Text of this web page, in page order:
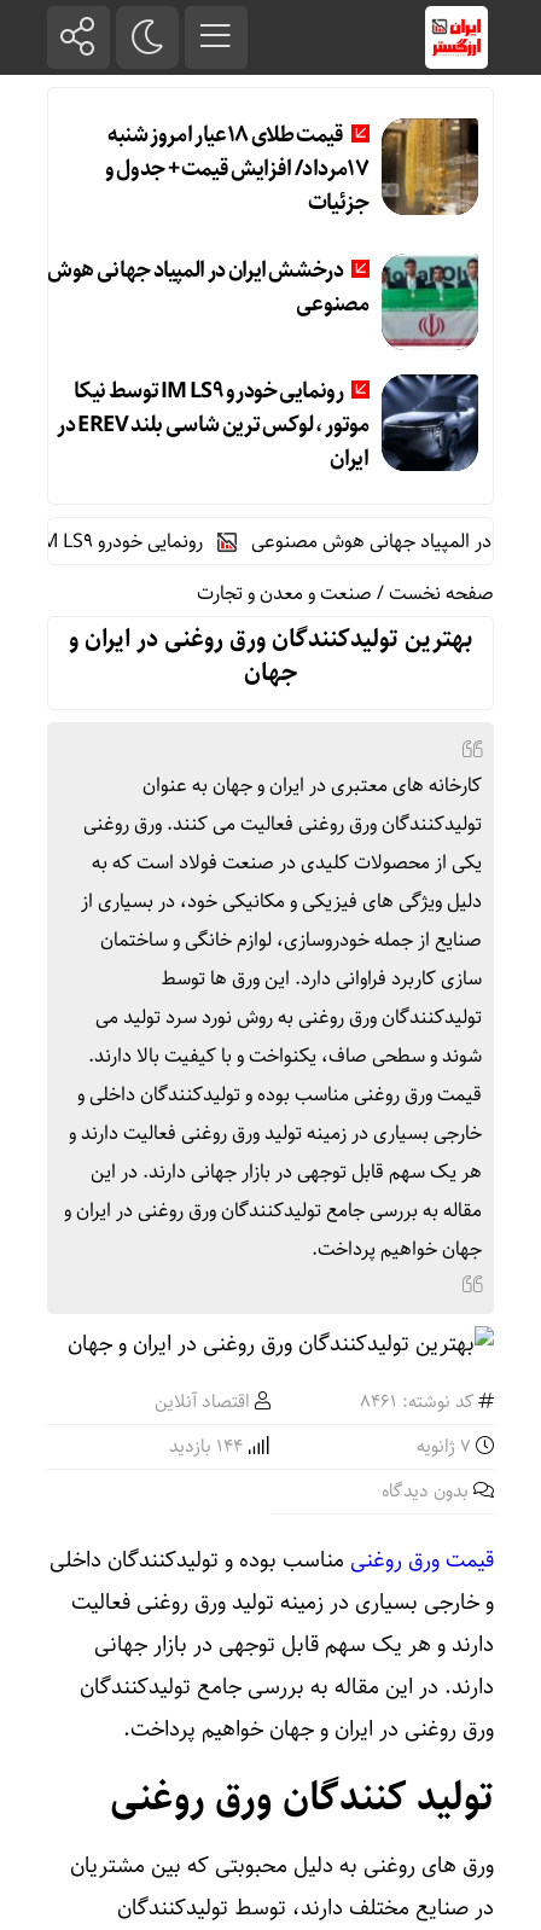
قیمت طلای 18عیار امروز شنبه
17مرداد/ افزایش قیمت + جدول و
جزئیات
درخشش ایران در المپیاد جهانی هوش
مصنوعی
رونمایی خودرو IM LS9 توسط نیکا
موتور ، لوکس ترین شاسی بلند EREV در
ایران
المپیاد جهانی هوش مصنوعی
رونمایی خودرو IM LS9 توسط نیکا موتور ، لوکس ترین شاسی بلند EREV در ایران
صفحه نخست/صنعت و معدن و تجارت
بهترین تولیدکنندگان ورق روغنی در ایران و
جهان
کارخانه های معتبری در ایران و جهان به عنوان
تولیدکنندگان ورق روغنی فعالیت می کنند. ورق روغنی
یکی از محصولات کلیدی در صنعت فولاد است که به
دلیل ویژگی‌ های فیزیکی و مکانیکی خود، در بسیاری از
صنایع از جمله خودروسازی، لوازم خانگی و ساختمان‌
سازی کاربرد فراوانی دارد. این ورق‌ ها توسط
تولیدکنندگان ورق روغنی به روش نورد سرد تولید می‌
شوند و سطحی صاف، یکنواخت و با کیفیت بالا دارند.
قیمت ورق روغنی مناسب بوده و تولیدکنندگان داخلی و
خارجی بسیاری در زمینه تولید ورق روغنی فعالیت دارند و
هر یک سهم قابل‌ توجهی در بازار جهانی دارند. در این
مقاله به بررسی جامع تولیدکنندگان ورق روغنی در ایران و
جهان خواهیم پرداخت.
کد نوشته: 8461
اقتصاد آنلاین
بدون دیدگاه
قیمت ورق روغنی مناسب بوده و تولیدکنندگان داخلی
و خارجی بسیاری در زمینه تولید ورق روغنی فعالیت
دارند و هر یک سهم قابل‌ توجهی در بازار جهانی
دارند. در این مقاله به بررسی جامع تولیدکنندگان
ورق روغنی در ایران و جهان خواهیم پرداخت.
تولید کنندگان ورق روغنی
ورق های روغنی به دلیل محبوبتی که بین مشتریان
در صنایع مختلف دارند، توسط تولیدکنندگان